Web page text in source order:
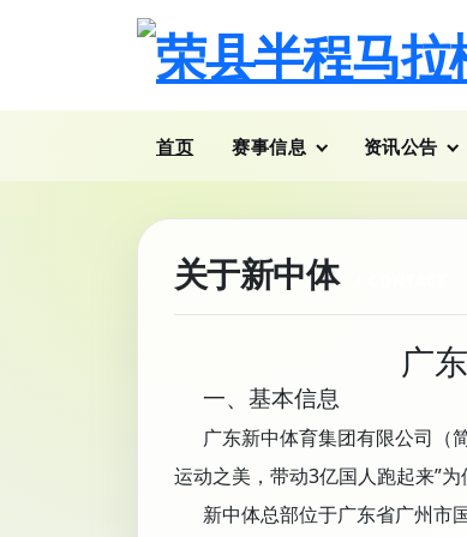
首页 赛事信息 资讯公告
关于新中体
广
一、基本信息
广东新中体育集团有限公司（简
运动之美，带动3亿国人跑起来”
新中体总部位于广东省广州市